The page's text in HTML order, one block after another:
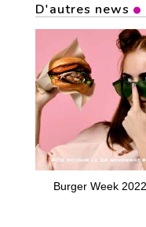
D'autres news
Burger Week 2022